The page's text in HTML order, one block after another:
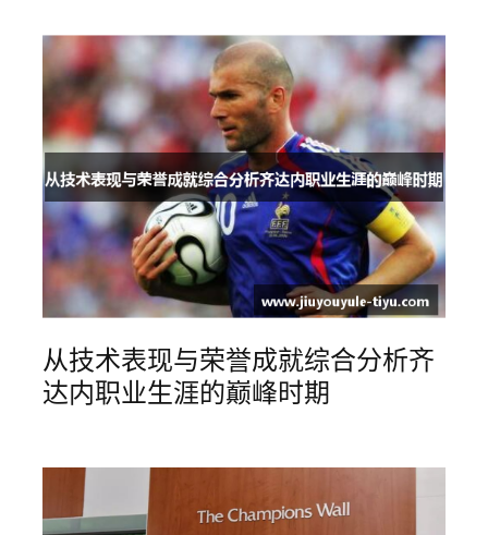
从技术表现与荣誉成就综合分析齐
达内职业生涯的巅峰时期